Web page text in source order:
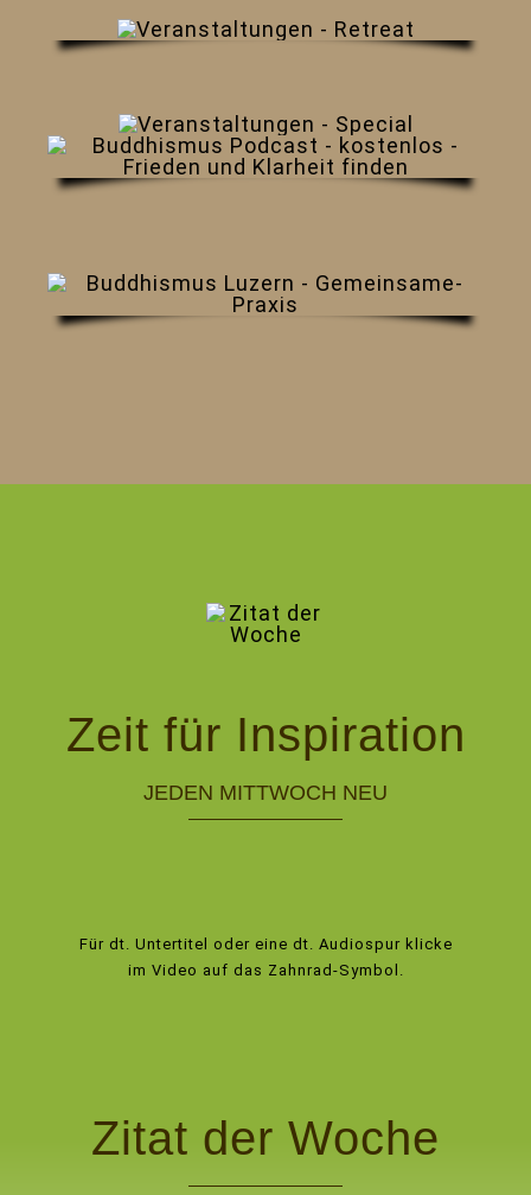
Zeit für Inspiration
JEDEN MITTWOCH NEU
Für dt. Untertitel oder eine dt. Audiospur klicke
im Video auf das Zahnrad-Symbol.
Zitat der Woche